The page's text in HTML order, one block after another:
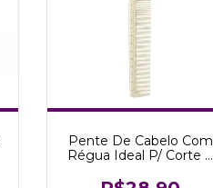
Pente De Cabelo Com
Régua Ideal P/ Corte E